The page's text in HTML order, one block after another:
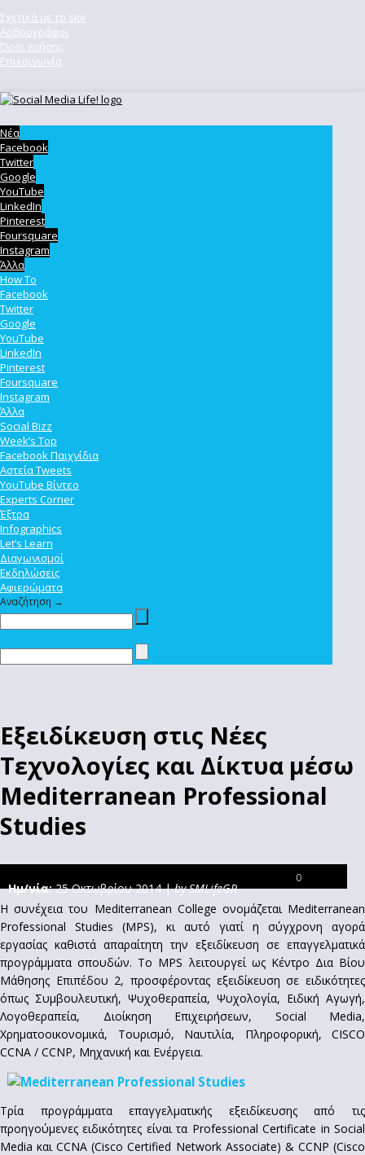
Σχετικά με το site
Αρθρογράφοι
Όροι χρήσης
Επικοινωνία
Νέα
Facebook
Twitter
Google
YouTube
LinkedIn
Pinterest
Foursquare
Instagram
Άλλα
How To
Facebook
Twitter
Google
YouTube
LinkedIn
Pinterest
Foursquare
Instagram
Άλλα
Social Bizz
Week’s Top
Facebook Παιχνίδια
Αστεία Tweets
YouTube Βίντεο
Experts Corner
Έξτρα
Infographics
Let’s Learn
Διαγωνισμοί
Εκδηλώσεις
Αφιερώματα
Αναζήτηση →
Εξειδίκευση στις Νέες
Τεχνολογίες και Δίκτυα μέσω
Mediterranean Professional
Studies
Ημ/νία:25 Οκτωβρίου 2014 |by SMLifeGR
0
Η συνέχεια του Mediterranean College ονομάζεται Mediterranean
Professional Studies (MPS), κι αυτό γιατί η σύγχρονη αγορά
εργασίας καθιστά απαραίτητη την εξειδίκευση σε επαγγελματικά
προγράμματα σπουδών. Το MPS λειτουργεί ως Κέντρο Δια Βίου
Μάθησης Επιπέδου 2, προσφέροντας εξειδίκευση σε ειδικότητες
όπως Συμβουλευτική, Ψυχοθεραπεία, Ψυχολογία, Ειδική Αγωγή,
Λογοθεραπεία, Διοίκηση Επιχειρήσεων, Social Media,
Χρηματοοικονομικά, Τουρισμό, Ναυτιλία, Πληροφορική, CISCO
CCNA / CCNP, Μηχανική και Ενέργεια.
Τρία προγράμματα επαγγελματικής εξειδίκευσης από τις
προηγούμενες ειδικότητες είναι τα Professional Certificate in Social
Media και CCNA (Cisco Certified Network Associate) & CCNP (Cisco